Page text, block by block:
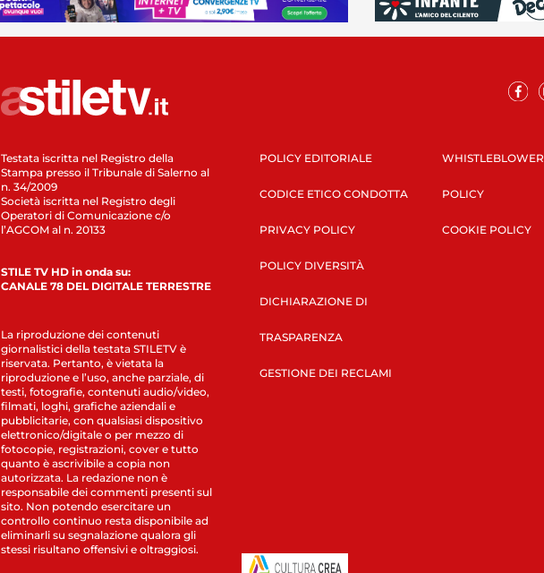
Testata iscritta nel Registro della
Stampa presso il Tribunale di Salerno al
n. 34/2009
Società iscritta nel Registro degli
Operatori di Comunicazione c/o
l’AGCOM al n. 20133
STILE TV HD in onda su:
CANALE 78 DEL DIGITALE TERRESTRE
La riproduzione dei contenuti
giornalistici della testata STILETV è
riservata. Pertanto, è vietata la
riproduzione e l’uso, anche parziale, di
testi, fotografie, contenuti audio/video,
filmati, loghi, grafiche aziendali e
pubblicitarie, con qualsiasi dispositivo
elettronico/digitale o per mezzo di
fotocopie, registrazioni, cover e tutto
quanto è ascrivibile a copia non
autorizzata. La redazione non è
responsabile dei commenti presenti sul
sito. Non potendo esercitare un
controllo continuo resta disponibile ad
eliminarli su segnalazione qualora gli
stessi risultano offensivi e oltraggiosi.
POLICY EDITORIALE
CODICE ETICO CONDOTTA
PRIVACY POLICY
POLICY DIVERSITÀ
DICHIARAZIONE DI
TRASPARENZA
GESTIONE DEI RECLAMI
WHISTLEBLOWER
POLICY
COOKIE POLICY